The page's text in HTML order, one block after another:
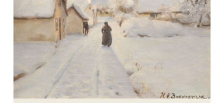
Straße
im
Winter